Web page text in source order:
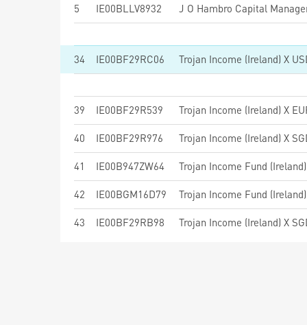
5 IE00BLLV8932 J O Hambro Capital
34 IE00BF29RC06 Trojan Income (Ireland) X
39 IE00BF29R539 Trojan Income (Ireland) X
40 IE00BF29R976 Trojan Income (Ireland) X
41 IE00B947ZW64 Trojan Income Fund
42 IE00BGM16D79 Trojan Income Fund
43 IE00BF29RB98 Trojan Income (Ireland) X